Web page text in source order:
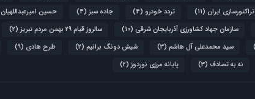
تراکتورسازی ایران (11) تردد خودرو (4) جاده سبز (4) حسین امیرعبداللهیان
سازمان جهاد کشاورزی آذربایجان شرقی (10) سالروز قیام ۲۹ بهمن مردم تبریز (2)
سید محمدعلی آل هاشم (3) شیش دونگ برانیم (2) طرح هادی (9)
نه به تصادف (3) پایانه مرزی نوردوز (2)